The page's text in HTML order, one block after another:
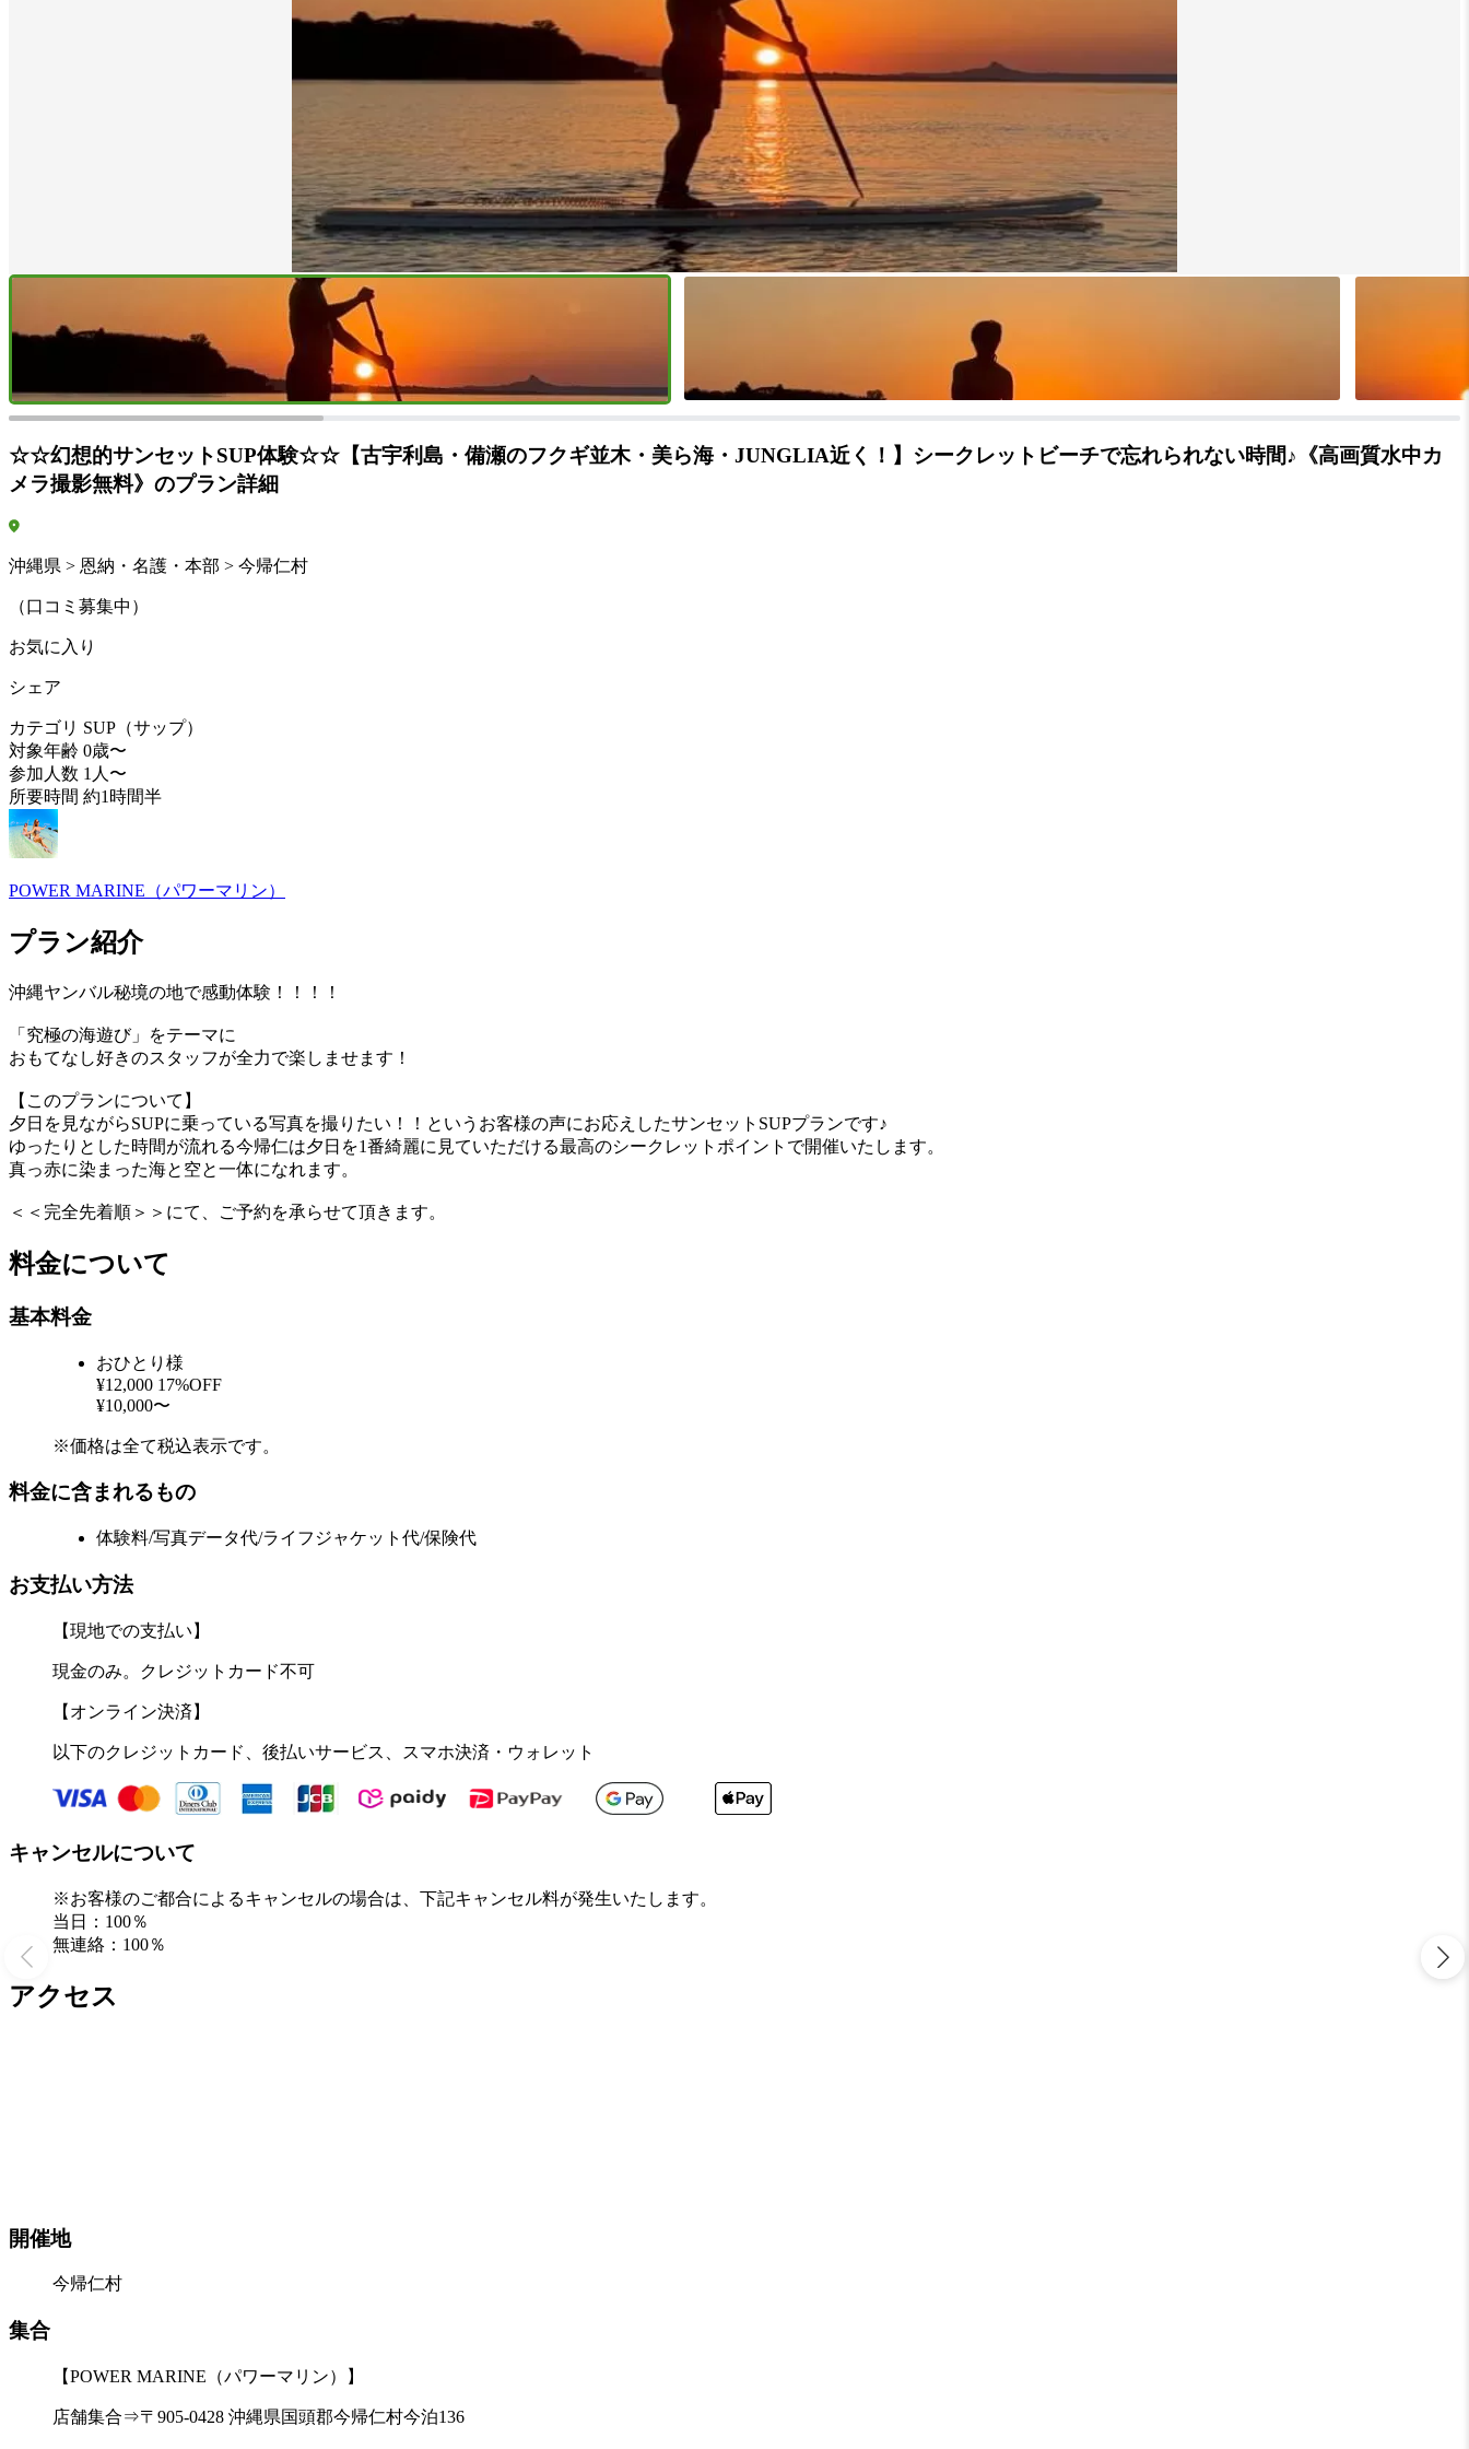
☆☆幻想的サンセットSUP体験☆☆【古宇利島・備瀬のフクギ並木・美ら海・JUNGLIA近く！】シークレットビーチで忘れられない時間♪《高画質水中カ
メラ撮影無料》のプラン詳細
沖縄県 > 恩納・名護・本部 > 今帰仁村
（口コミ募集中）
お気に入り
シェア
カテゴリ SUP（サップ）
対象年齢 0歳〜
参加人数 1人〜
所要時間 約1時間半
POWER MARINE（パワーマリン）
プラン紹介
沖縄ヤンバル秘境の地で感動体験！！！！
「究極の海遊び」をテーマに
おもてなし好きのスタッフが全力で楽しませます！
【このプランについて】
夕日を見ながらSUPに乗っている写真を撮りたい！！というお客様の声にお応えしたサンセットSUPプランです♪
ゆったりとした時間が流れる今帰仁は夕日を1番綺麗に見ていただける最高のシークレットポイントで開催いたします。
真っ赤に染まった海と空と一体になれます。
＜＜完全先着順＞＞にて、ご予約を承らせて頂きます。
料金について
基本料金
おひとり様
¥12,000 17%OFF
¥10,000〜
※価格は全て税込表示です。
料金に含まれるもの
体験料/写真データ代/ライフジャケット代/保険代
お支払い方法
【現地での支払い】
現金のみ。クレジットカード不可
【オンライン決済】
以下のクレジットカード、後払いサービス、スマホ決済・ウォレット
キャンセルについて
※お客様のご都合によるキャンセルの場合は、下記キャンセル料が発生いたします。
当日：100％
無連絡：100％
アクセス
開催地
今帰仁村
集合
【POWER MARINE（パワーマリン）】
店舗集合⇒〒905-0428 沖縄県国頭郡今帰仁村今泊136